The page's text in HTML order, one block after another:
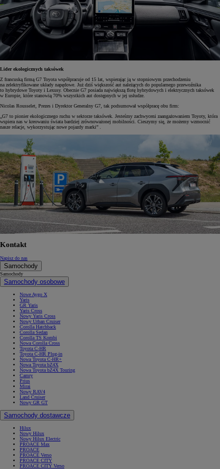
Lider ekologicznych taksówek
Z francuską firmą G7 Toyota współpracuje od 15 lat, wspierając ją w stopniowym przechodzeniu
na zelektryfikowane układy napędowe. Już dziś większość aut należących do popularnego przewoźnika
to hybrydowe Toyoty i Lexusy. Obecnie G7 posiada największą flotę hybrydowych i elektrycznych taksówek
w Europie, które stanowią 70% wszystkich aut dostępnych w jej usłudze.
Nicolas Rousselet, Prezes i Dyrektor Generalny G7, tak podsumował współpracę obu firm:
„G7 to pionier ekologicznego ruchu w sektorze taksówek. Jesteśmy zachwyceni zaangażowaniem Toyoty, która
wspiera nas w kreowaniu świata bardziej zrównoważonej mobilności. Cieszymy się, że możemy wzmocnić
nasze relacje, wykorzystując nowe pojazdy marki” .
Kontakt
Napisz do nas
Samochody
Samochody
Samochody osobowe
Nowe Aygo X
Yaris
GR Yaris
Yaris Cross
Nowy Yaris Cross
Nowy Urban Cruiser
Corolla Hatchback
Corolla Sedan
Corolla TS Kombi
Nowa Corolla Cross
Toyota C-HR
Toyota C-HR Plug-in
Nowa Toyota C-HR+
Nowa Toyota bZ4X
Nowa Toyota bZ4X Touring
Camry
Prius
Mirai
Nowy RAV4
Land Cruiser
Nowy GR GT
Samochody dostawcze
Hilux
Nowy Hilux
Nowy Hilux Electric
PROACE Max
PROACE
PROACE Verso
PROACE CITY
PROACE CITY Verso